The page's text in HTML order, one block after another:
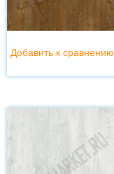
Добавить к сравнению